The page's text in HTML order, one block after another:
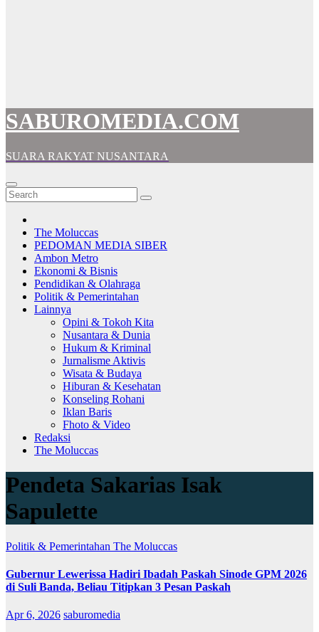
SABUROMEDIA.COM
SUARA RAKYAT NUSANTARA
The Moluccas
PEDOMAN MEDIA SIBER
Ambon Metro
Ekonomi & Bisnis
Pendidikan & Olahraga
Politik & Pemerintahan
Lainnya
Opini & Tokoh Kita
Nusantara & Dunia
Hukum & Kriminal
Jurnalisme Aktivis
Wisata & Budaya
Hiburan & Kesehatan
Konseling Rohani
Iklan Baris
Fhoto & Video
Redaksi
The Moluccas
Pendeta Sakarias Isak
Sapulette
Politik & Pemerintahan The Moluccas
Gubernur Lewerissa Hadiri Ibadah Paskah Sinode GPM 2026
di Suli Banda, Beliau Titipkan 3 Pesan Paskah
Apr 6, 2026 saburomedia